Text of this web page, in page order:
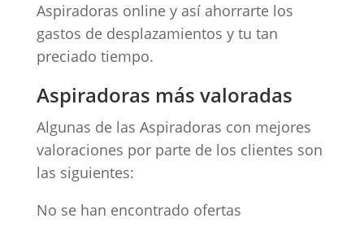
Aspiradoras online y así ahorrarte los
gastos de desplazamientos y tu tan
preciado tiempo.
Aspiradoras más valoradas
Algunas de las Aspiradoras con mejores
valoraciones por parte de los clientes son
las siguientes:
No se han encontrado ofertas